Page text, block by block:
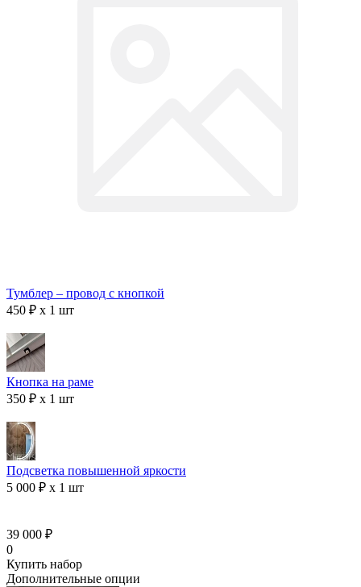
Тумблер – провод с кнопкой
450 ₽ x 1 шт
Кнопка на раме
350 ₽ x 1 шт
Подсветка повышенной яркости
5 000 ₽ x 1 шт
39 000 ₽
0
Купить набор
Дополнительные опции